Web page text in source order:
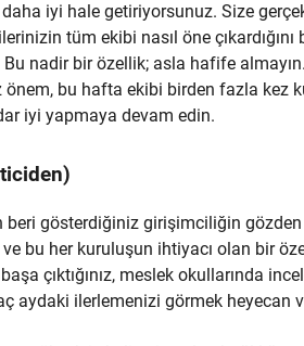
iyi hale getiriyorsunuz. Size
tüm ekibi nasıl öne
nadir bir özellik; asla hafife almayın.
bu hafta ekibi birden fazla kez
iyi yapmaya devam edin.
beri gösterdiğiniz girişimciliğin
bu her kuruluşun ihtiyacı olan bir
çıktığınız, meslek okullarında
aydaki ilerlemenizi görmek